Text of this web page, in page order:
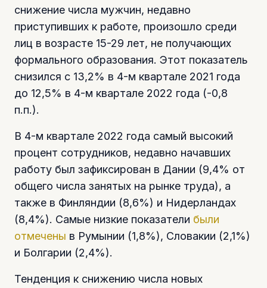
снижение числа мужчин, недавно
приступивших к работе, произошло среди
лиц в возрасте 15-29 лет, не получающих
формального образования. Этот показатель
снизился с 13,2% в 4-м квартале 2021 года
до 12,5% в 4-м квартале 2022 года (-0,8
п.п.).
В 4-м квартале 2022 года самый высокий
процент сотрудников, недавно начавших
работу был зафиксирован в Дании (9,4% от
общего числа занятых на рынке труда), а
также в Финляндии (8,6%) и Нидерландах
(8,4%). Самые низкие показатели были
отмечены в Румынии (1,8%), Словакии (2,1%)
и Болгарии (2,4%).
Тенденция к снижению числа новых